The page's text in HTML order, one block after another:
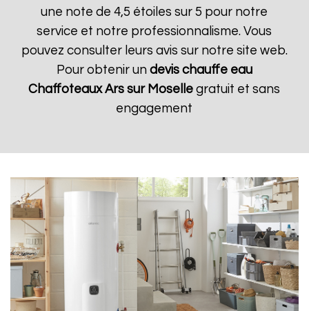
une note de 4,5 étoiles sur 5 pour notre
service et notre professionnalisme. Vous
pouvez consulter leurs avis sur notre site web.
Pour obtenir un devis chauffe eau
Chaffoteaux Ars sur Moselle gratuit et sans
engagement